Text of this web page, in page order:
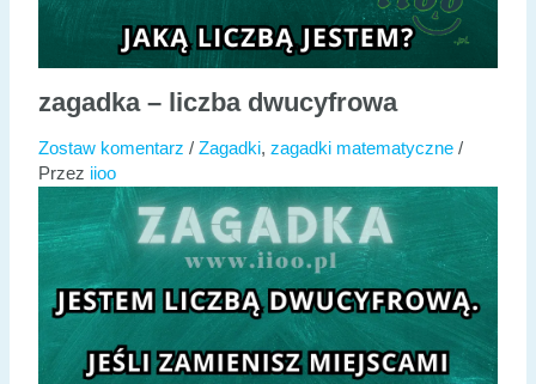
zagadka – liczba dwucyfrowa
Zostaw komentarz / Zagadki, zagadki matematyczne/
Przez iioo